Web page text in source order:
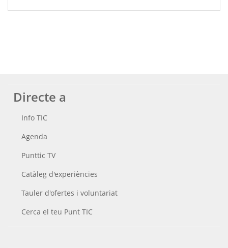
Directe a
Info TIC
Agenda
Punttic TV
Catàleg d'experiències
Tauler d'ofertes i voluntariat
Cerca el teu Punt TIC